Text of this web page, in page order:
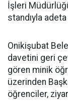
İşleri
standıyla
Onikişubat
davetini geri
gören minik
üzerinden
öğrenciler,